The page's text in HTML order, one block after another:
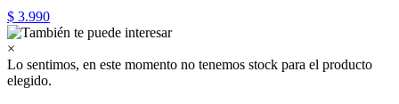
$ 3.990
×
Lo sentimos, en este momento no tenemos stock para el producto
elegido.